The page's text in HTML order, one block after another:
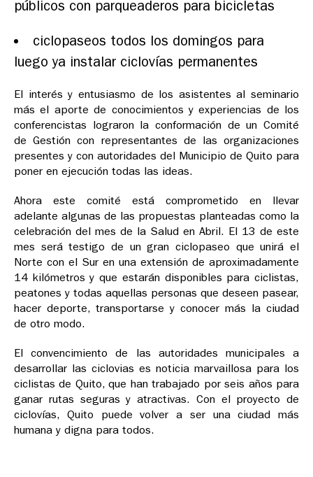
públicos con parqueaderos para bicicletas
ciclopaseos todos los domingos para
luego ya instalar ciclovías permanentes
El interés y entusiasmo de los asistentes al seminario
más el aporte de conocimientos y experiencias de los
conferencistas lograron la conformación de un Comité
de Gestión con representantes de las organizaciones
presentes y con autoridades del Municipio de Quito para
poner en ejecución todas las ideas.
Ahora este comité está comprometido en llevar
adelante algunas de las propuestas planteadas como la
celebración del mes de la Salud en Abril. El 13 de este
mes será testigo de un gran ciclopaseo que unirá el
Norte con el Sur en una extensión de aproximadamente
14 kilómetros y que estarán disponibles para ciclistas,
peatones y todas aquellas personas que deseen pasear,
hacer deporte, transportarse y conocer más la ciudad
de otro modo.
El convencimiento de las autoridades municipales a
desarrollar las ciclovias es noticia marvaillosa para los
ciclistas de Quito, que han trabajado por seis años para
ganar rutas seguras y atractivas. Con el proyecto de
ciclovías, Quito puede volver a ser una ciudad más
humana y digna para todos.